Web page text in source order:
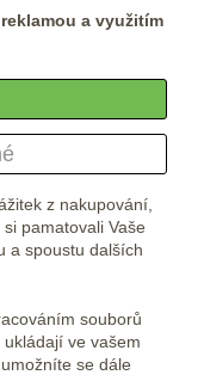
z nakupování,
pamatovali Vaše
a spoustu dalších
souborů
ve vašem
se dále
a využitím